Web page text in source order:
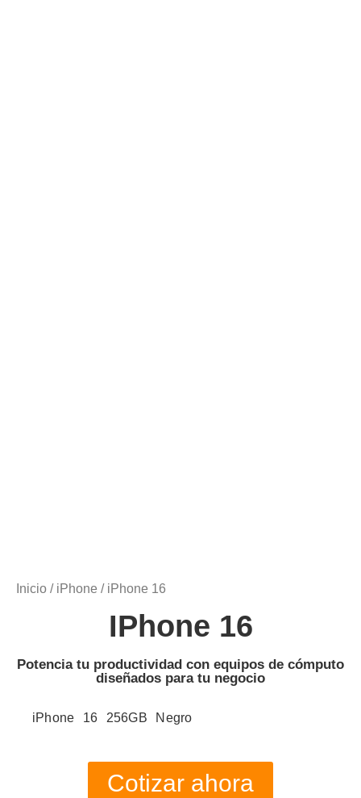
Inicio / iPhone / iPhone 16
IPhone 16
Potencia tu productividad con equipos de cómputo
diseñados para tu negocio
iPhone 16 256GB Negro
Cotizar ahora